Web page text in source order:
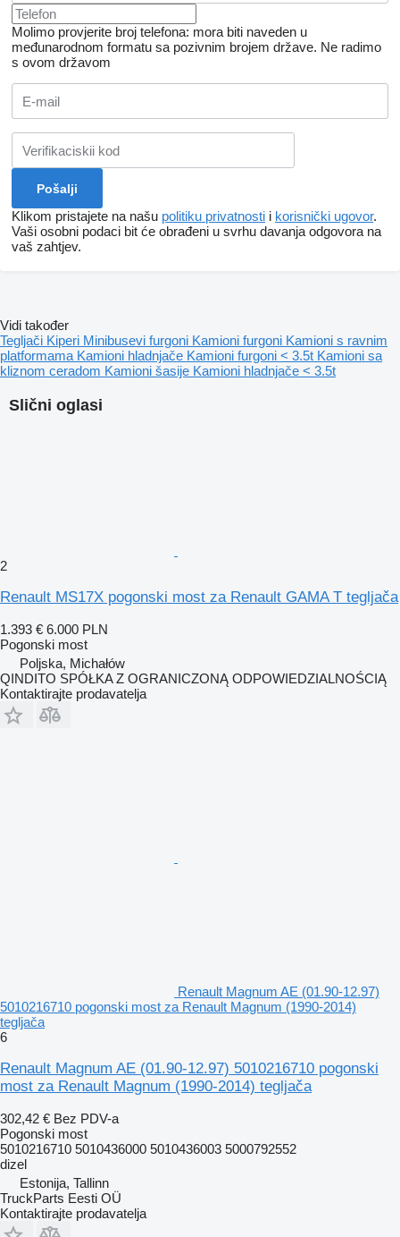
Molimo provjerite broj telefona: mora biti naveden u
međunarodnom formatu sa pozivnim brojem države. Ne radimo
s ovom državom
Klikom pristajete na našu politiku privatnosti i korisnički ugovor.
Vaši osobni podaci bit će obrađeni u svrhu davanja odgovora na
vaš zahtjev.
Slični oglasi
2
Renault MS17X pogonski most za Renault GAMA T tegljača
1.393 € 6.000 PLN
Pogonski most
Poljska, Michałów
QINDITO SPÓŁKA Z OGRANICZONĄ ODPOWIEDZIALNOŚCIĄ
Kontaktirajte prodavatelja
Renault Magnum AE (01.90-12.97)
5010216710 pogonski most za Renault Magnum (1990-2014)
tegljača
6
Renault Magnum AE (01.90-12.97) 5010216710 pogonski
most za Renault Magnum (1990-2014) tegljača
302,42 € Bez PDV-a
Pogonski most
5010216710 5010436000 5010436003 5000792552
dizel
Estonija, Tallinn
TruckParts Eesti OÜ
Kontaktirajte prodavatelja
Vidi također
Tegljači Kiperi Minibusevi furgoni Kamioni furgoni Kamioni s ravnim
platformama Kamioni hladnjače Kamioni furgoni < 3.5t Kamioni sa
kliznom ceradom Kamioni šasije Kamioni hladnjače < 3.5t